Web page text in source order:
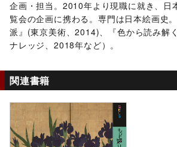
企画・担当。2010年より現職に就き、日
覧会の企画に携わる。専門は日本絵画史
派』(東京美術、2014)、『色から読み解
ナレッジ、2018年など）。
関連書籍